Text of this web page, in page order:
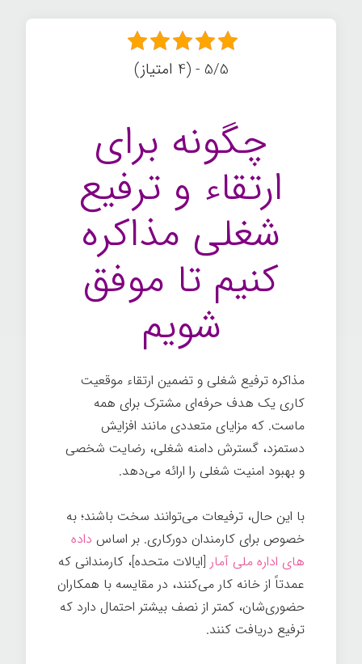
5/5 - (4 امتیاز)
چگونه برای
ارتقاء و ترفیع
شغلی مذاکره
کنیم تا موفق
شویم
مذاکره ترفیع شغلی و تضمین ارتقاء موقعیت
کاری یک هدف حرفه‌ای مشترک برای همه
ماست. که مزایای متعددی مانند افزایش
دستمزد، گسترش دامنه شغلی، رضایت شخصی
و بهبود امنیت شغلی را ارائه می‌دهد.
با این حال، ترفیعات می‌توانند سخت باشند؛ به
خصوص برای کارمندان دورکاری. بر اساس داده
های اداره ملی آمار [ایالات متحده]، کارمندانی که
عمدتاً از خانه کار می‌کنند، در مقایسه با همکاران
حضوری‌شان، کمتر از نصف بیشتر احتمال دارد که
ترفیع دریافت کنند.